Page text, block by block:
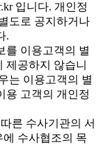
입니다. 개인정
도로 공지하거나
.
이용고객의 별
제공하지 않습니
는 이용고객의 별
용 고객의 개인정
른 수사기관의 서
에 수사협조의 목